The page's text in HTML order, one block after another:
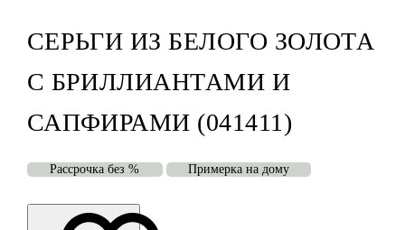
СЕРЬГИ ИЗ БЕЛОГО ЗОЛОТА
С БРИЛЛИАНТАМИ И
САПФИРАМИ (041411)
Рассрочка без % Примерка на дому